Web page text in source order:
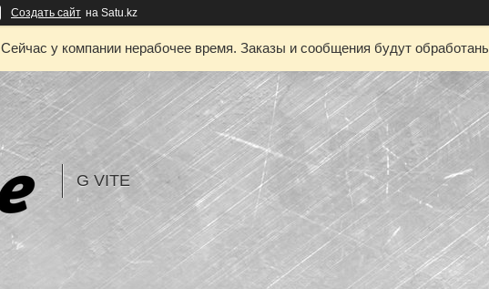
Создать сайт на Satu.kz
Сейчас у компании нерабочее время. Заказы и сообщения будут
G VITE